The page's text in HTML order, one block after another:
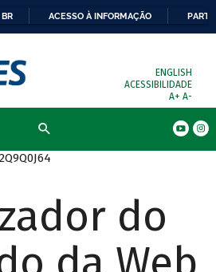
ACESSO À INFORMAÇÃO
ENGLISH
ACESSIBILIDADE
A+ A-
do